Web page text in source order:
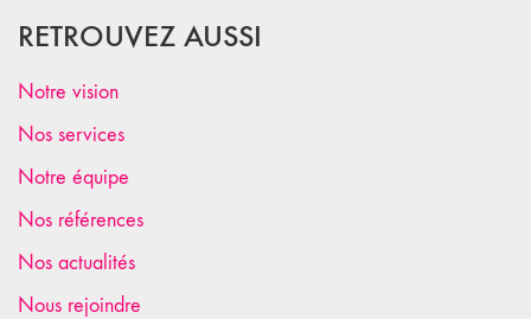
RETROUVEZ AUSSI
Notre vision
Nos services
Notre équipe
Nos références
Nos actualités
Nous rejoindre